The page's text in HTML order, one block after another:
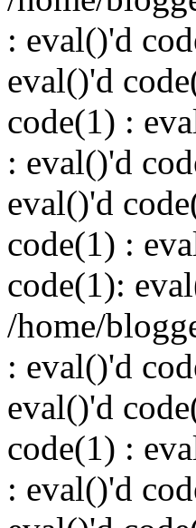
: eval()'d
eval()'d
code(1) :
: eval()'d
eval()'d
code(1) :
code(1):
/home/
: eval()'d
eval()'d
code(1) :
: eval()'d